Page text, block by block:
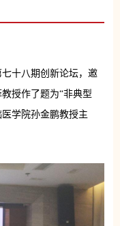
七十八期创新论坛，邀
授作了题为“非典型
学院孙金鹏教授主